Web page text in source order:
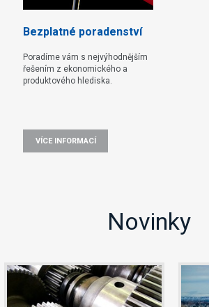
Bezplatné poradenství
Poradíme vám s nejvýhodnějším
řešením z ekonomického a
produktového hlediska.
VÍCE INFORMACÍ
Novinky